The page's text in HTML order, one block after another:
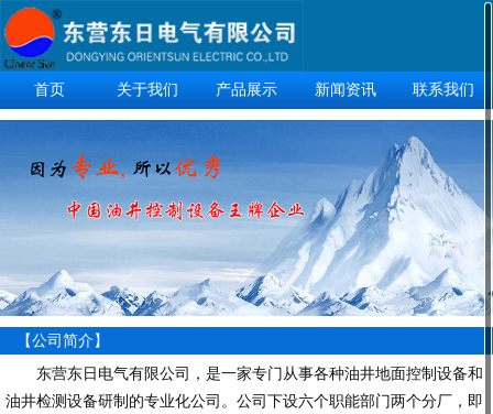
首页 关于我们 产品展示 新闻资讯 联系我们
【公司简介】
东营东日电气有限公司，是一家专门从事各种油井地面控制设备和
油井检测设备研制的专业化公司。公司下设六个职能部门两个分厂，即